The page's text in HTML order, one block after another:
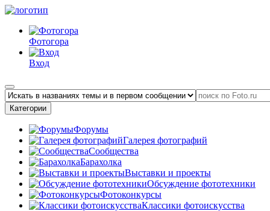
Фотогора
Вход
Категории
Форумы
Галерея фотографий
Сообщества
Барахолка
Выставки и проекты
Обсуждение фототехники
Фотоконкурсы
Классики фотоискусства